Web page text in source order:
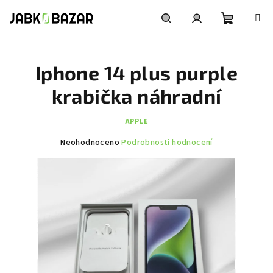
košík
Iphone 14 plus purple
krabička náhradní
APPLE
Průměrné
5
hvězdiček.
Neohodnoceno Podrobnosti hodnocení